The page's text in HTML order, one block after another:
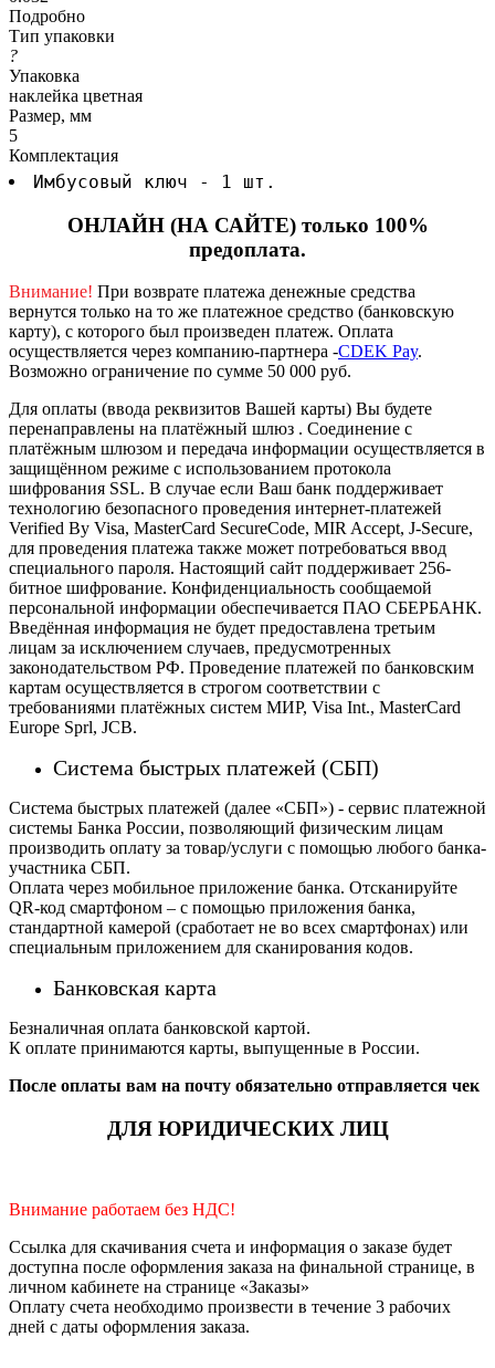
Подробно
Тип упаковки
?
Упаковка
наклейка цветная
Размер, мм
5
Комплектация
Имбусовый ключ - 1 шт.
ОНЛАЙН (НА САЙТЕ) только 100%
предоплата.
Внимание! При возврате платежа денежные средства
вернутся только на то же платежное средство (банковскую
карту), с которого был произведен платеж. Оплата
осуществляется через компанию-партнера -CDEK Pay.
Возможно ограничение по сумме 50 000 руб.
Для оплаты (ввода реквизитов Вашей карты) Вы будете
перенаправлены на платёжный шлюз . Соединение с
платёжным шлюзом и передача информации осуществляется в
защищённом режиме с использованием протокола
шифрования SSL. В случае если Ваш банк поддерживает
технологию безопасного проведения интернет-платежей
Verified By Visa, MasterCard SecureCode, MIR Accept, J-Secure,
для проведения платежа также может потребоваться ввод
специального пароля. Настоящий сайт поддерживает 256-
битное шифрование. Конфиденциальность сообщаемой
персональной информации обеспечивается ПАО СБЕРБАНК.
Введённая информация не будет предоставлена третьим
лицам за исключением случаев, предусмотренных
законодательством РФ. Проведение платежей по банковским
картам осуществляется в строгом соответствии с
требованиями платёжных систем МИР, Visa Int., MasterCard
Europe Sprl, JCB.
Система быстрых платежей (СБП)
Система быстрых платежей (далее «СБП») - сервис платежной
системы Банка России, позволяющий физическим лицам
производить оплату за товар/услуги с помощью любого банка-
участника СБП.
Оплата через мобильное приложение банка. Отсканируйте
QR-код смартфоном – с помощью приложения банка,
стандартной камерой (сработает не во всех смартфонах) или
специальным приложением для сканирования кодов.
Банковская карта
Безналичная оплата банковской картой.
К оплате принимаются карты, выпущенные в России.
После оплаты вам на почту обязательно отправляется чек
ДЛЯ ЮРИДИЧЕСКИХ ЛИЦ
Внимание работаем без НДС!
Ссылка для скачивания счета и информация о заказе будет
доступна после оформления заказа на финальной странице, в
личном кабинете на странице «Заказы»
Оплату счета необходимо произвести в течение 3 рабочих
дней с даты оформления заказа.